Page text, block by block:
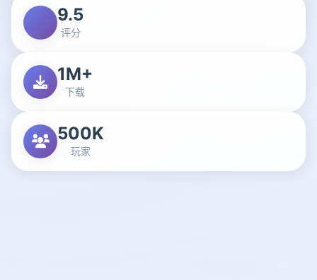
9.5
评分
1M+
下载
500K
玩家